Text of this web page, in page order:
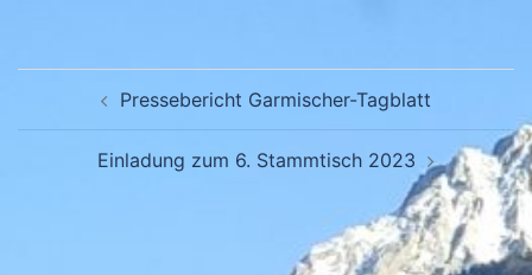
Pressebericht Garmischer-Tagblatt
Einladung zum 6. Stammtisch 2023